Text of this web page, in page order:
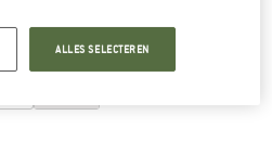
ALLES SELECTEREN